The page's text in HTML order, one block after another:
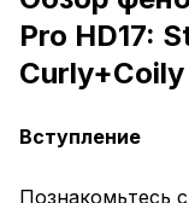
Pro HD17:
Curly+Coily
Вступление
Познакомьтесь